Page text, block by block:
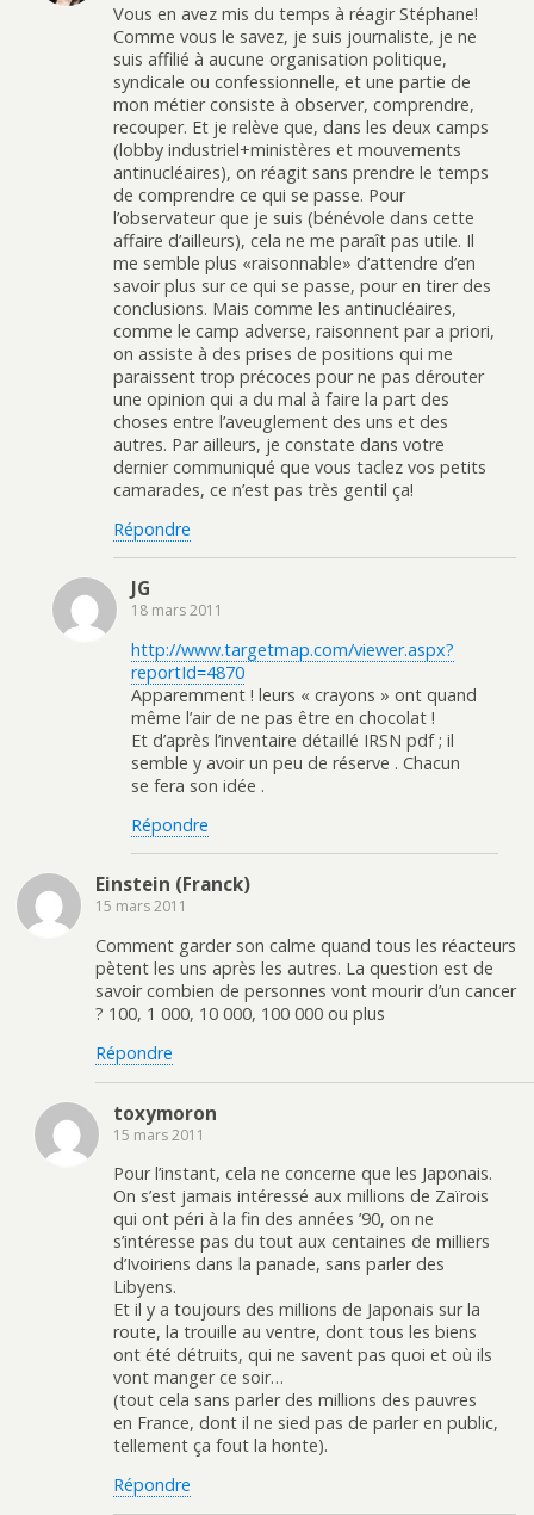
Vous en avez mis du temps à réagir Stéphane!
Comme vous le savez, je suis journaliste, je ne
suis affilié à aucune organisation politique,
syndicale ou confessionnelle, et une partie de
mon métier consiste à observer, comprendre,
recouper. Et je relève que, dans les deux camps
(lobby industriel+ministères et mouvements
antinucléaires), on réagit sans prendre le temps
de comprendre ce qui se passe. Pour
l’observateur que je suis (bénévole dans cette
affaire d’ailleurs), cela ne me paraît pas utile. Il
me semble plus «raisonnable» d’attendre d’en
savoir plus sur ce qui se passe, pour en tirer des
conclusions. Mais comme les antinucléaires,
comme le camp adverse, raisonnent par a priori,
on assiste à des prises de positions qui me
paraissent trop précoces pour ne pas dérouter
une opinion qui a du mal à faire la part des
choses entre l’aveuglement des uns et des
autres. Par ailleurs, je constate dans votre
dernier communiqué que vous taclez vos petits
camarades, ce n’est pas très gentil ça!
Répondre
JG
18 mars 2011
http://www.targetmap.com/viewer.aspx?
reportId=4870
Apparemment ! leurs « crayons » ont quand
même l’air de ne pas être en chocolat !
Et d’après l’inventaire détaillé IRSN pdf ; il
semble y avoir un peu de réserve . Chacun
se fera son idée .
Répondre
Einstein (Franck)
15 mars 2011
Comment garder son calme quand tous les réacteurs
pètent les uns après les autres. La question est de
savoir combien de personnes vont mourir d’un cancer
? 100, 1 000, 10 000, 100 000 ou plus
Répondre
toxymoron
15 mars 2011
Pour l’instant, cela ne concerne que les Japonais.
On s’est jamais intéressé aux millions de Zaïrois
qui ont péri à la fin des années ’90, on ne
s’intéresse pas du tout aux centaines de milliers
d’Ivoiriens dans la panade, sans parler des
Libyens.
Et il y a toujours des millions de Japonais sur la
route, la trouille au ventre, dont tous les biens
ont été détruits, qui ne savent pas quoi et où ils
vont manger ce soir…
(tout cela sans parler des millions des pauvres
en France, dont il ne sied pas de parler en public,
tellement ça fout la honte).
Répondre